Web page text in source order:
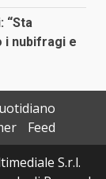
“Sta
i nubifragi e
Feed
S.r.l.